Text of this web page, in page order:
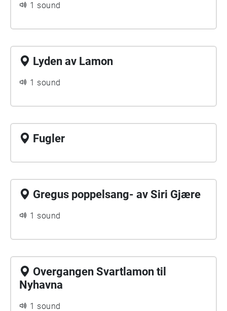
1 sound
Lyden av Lamon
1 sound
Fugler
Gregus poppelsang- av Siri Gjære
1 sound
Overgangen Svartlamon til
Nyhavna
1 sound